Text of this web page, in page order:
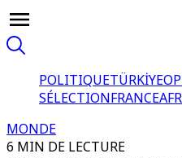
POLITIQUETÜRKİYE
SÉLECTIONFRANCE
MONDE
6 MIN DE LECTURE